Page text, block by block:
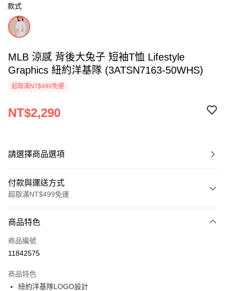
款式
MLB 涼感 背後大兔子 短袖T恤 Lifestyle
Graphics 紐約洋基隊 (3ATSN7163-50WHS)
超取滿NT$499免運
NT$2,290
請選擇商品選項
付款與運送方式
超取滿NT$499免運
信用卡一次付款
超商取貨付款
Apple Pay
商品特色
商品編號
11842575
商品特色
紐約洋基隊LOGO設計